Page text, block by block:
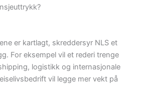
er kartlagt, skreddersyr NLS et
For eksempel vil et rederi trenge
logistikk og internasjonale
vil legge mer vekt på